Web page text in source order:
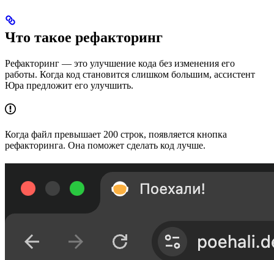
Что такое рефакторинг
Рефакторинг — это улучшение кода без изменения его
работы. Когда код становится слишком большим, ассистент
Юра предложит его улучшить.
Когда файл превышает 200 строк, появляется кнопка
рефакторинга. Она поможет сделать код лучше.